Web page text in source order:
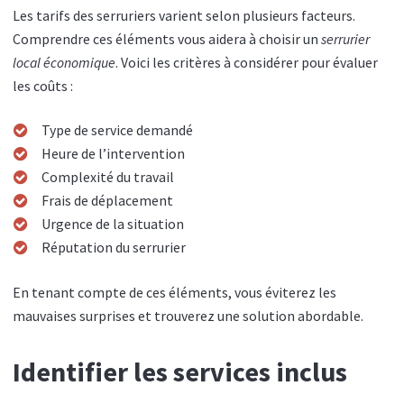
Les tarifs des serruriers varient selon plusieurs facteurs.
Comprendre ces éléments vous aidera à choisir un serrurier
local économique. Voici les critères à considérer pour évaluer
les coûts :
Type de service demandé
Heure de l’intervention
Complexité du travail
Frais de déplacement
Urgence de la situation
Réputation du serrurier
En tenant compte de ces éléments, vous éviterez les
mauvaises surprises et trouverez une solution abordable.
Identifier les services inclus